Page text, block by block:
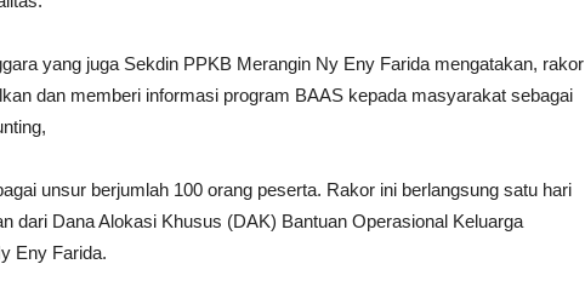
yang juga Sekdin PPKB Merangin Ny Eny Farida mengatakan, rakor
dan memberi informasi program BAAS kepada masyarakat sebagai
unsur berjumlah 100 orang peserta. Rakor ini berlangsung satu hari
dari Dana Alokasi Khusus (DAK) Bantuan Operasional Keluarga
Eny Farida.